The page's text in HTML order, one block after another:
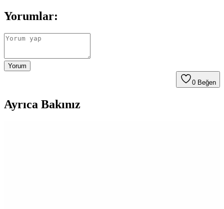
Yorumlar:
Yorum
0 Beğen
Ayrıca Bakınız